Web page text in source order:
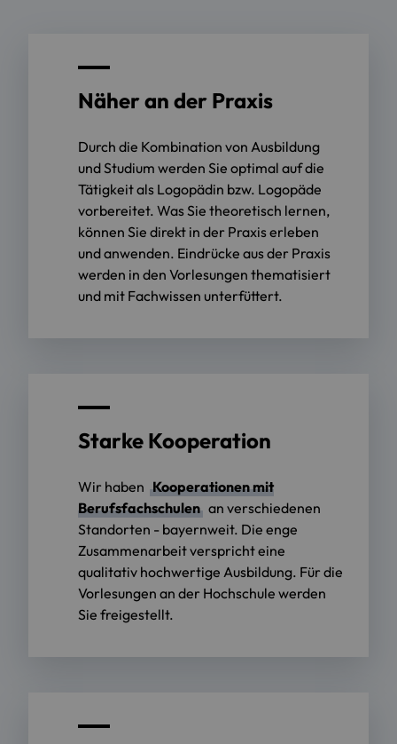
Näher an der Praxis
Durch die Kombination von Ausbildung
und Studium werden Sie optimal auf die
Tätigkeit als Logopädin bzw. Logopäde
vorbereitet. Was Sie theoretisch lernen,
können Sie direkt in der Praxis erleben
und anwenden. Eindrücke aus der Praxis
werden in den Vorlesungen thematisiert
und mit Fachwissen unterfüttert.
Starke Kooperation
Wir haben Kooperationen mit
Berufsfachschulen an verschiedenen
Standorten - bayernweit. Die enge
Zusammenarbeit verspricht eine
qualitativ hochwertige Ausbildung. Für die
Vorlesungen an der Hochschule werden
Sie freigestellt.